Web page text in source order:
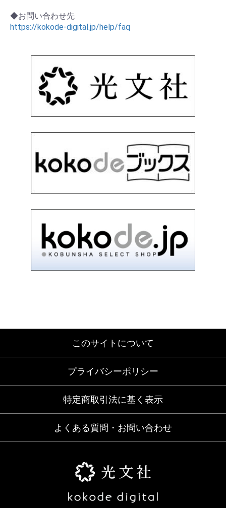
◆お問い合わせ先
https://kokode-digital.jp/help/faq
このサイトについて
プライバシーポリシー
特定商取引法に基く表示
よくある質問・お問い合わせ